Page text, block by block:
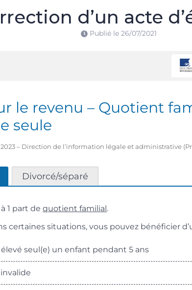
d’un acte
Publié le 26/07/2021
le revenu – Quotient
seule
– Direction de l’information légale et administrative
Divorcé/séparé
1 part de quotient familial.
certaines situations, vous pouvez bénéficier
élevé seul(e) un enfant pendant 5 ans